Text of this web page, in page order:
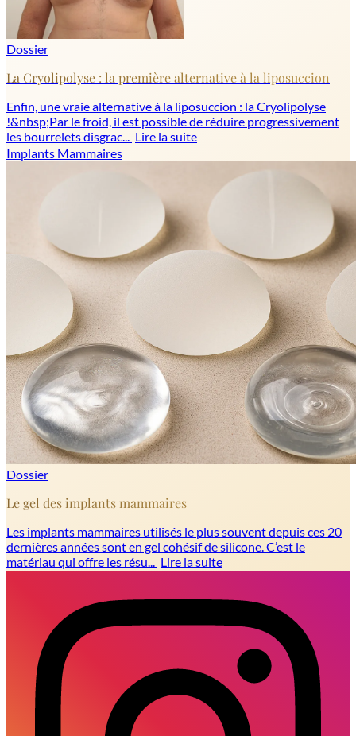
Dossier
La Cryolipolyse : la première alternative à la liposuccion
Enfin, une vraie alternative à la liposuccion : la Cryolipolyse
!&nbsp;Par le froid, il est possible de réduire progressivement
les bourrelets disgrac... Lire la suite
Implants Mammaires
Dossier
Le gel des implants mammaires
Les implants mammaires utilisés le plus souvent depuis ces 20
dernières années sont en gel cohésif de silicone. C’est le
matériau qui offre les résu... Lire la suite